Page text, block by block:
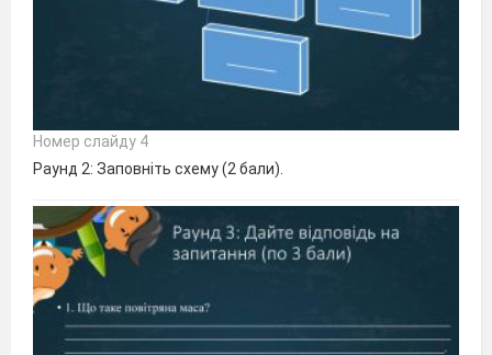
Номер слайду 4
Раунд 2: Заповніть схему (2 бали).